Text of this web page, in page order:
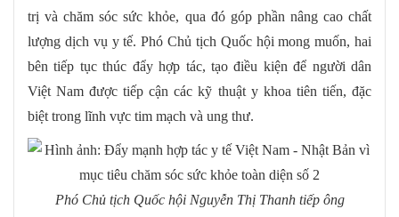
trị và chăm sóc sức khỏe, qua đó góp phần nâng cao chất
lượng dịch vụ y tế. Phó Chủ tịch Quốc hội mong muốn, hai
bên tiếp tục thúc đẩy hợp tác, tạo điều kiện để người dân
Việt Nam được tiếp cận các kỹ thuật y khoa tiên tiến, đặc
biệt trong lĩnh vực tim mạch và ung thư.
Phó Chủ tịch Quốc hội Nguyễn Thị Thanh tiếp ông